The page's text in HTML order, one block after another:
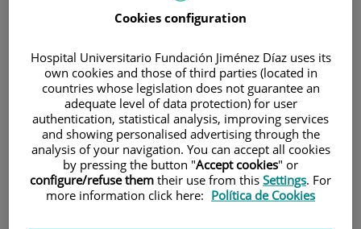
INICIO|FORMACIÓN Y EMPLEO
OFERTAS DE EMPLEO
|LICITACIÓN PARA LA CONTRATACIÓN DE UN
CONTROLADOR DE PRIMER NIVEL - PROYECTO SHAPE
Cookies configuration
Hospital Universitario Fundación Jiménez Díaz uses its
own cookies and those of third parties (located in
countries whose legislation does not guarantee an
adequate level of data protection) for user
authentication, statistical analysis, improving services
and showing personalised advertising through the
analysis of your navigation. You can accept all cookies
by pressing the button "Accept cookies" or
configure/refuse them their use from this Settings. For
more information click here: Política de Cookies